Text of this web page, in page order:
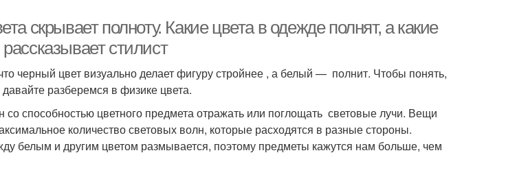
скрывает полноту. Какие цвета в одежде полнят, а какие
стилист
черный цвет визуально делает фигуру стройнее , а белый — полнит. Чтобы понять,
разберемся в физике цвета.
со способностью цветного предмета отражать или поглощать световые лучи. Вещи
количество световых волн, которые расходятся в разные стороны.
белым и другим цветом размывается, поэтому предметы кажутся нам больше, чем